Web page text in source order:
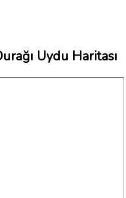
Uydu Haritası